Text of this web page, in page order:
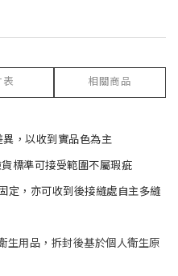
表 相關商品
異，以收到實品色為主
標準可接受範圍不屬瑕疵
定，亦可收到後接縫處自主多縫
生用品，拆封後基於個人衛生原